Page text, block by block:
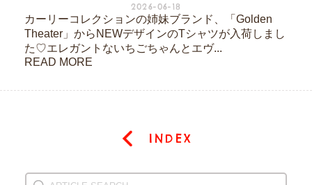
2026-06-18
カーリーコレクションの姉妹ブランド、「Golden
Theater」からNEWデザインのTシャツが入荷しまし
た♡エレガントないちごちゃんとエヴ...
READ MORE
INDEX